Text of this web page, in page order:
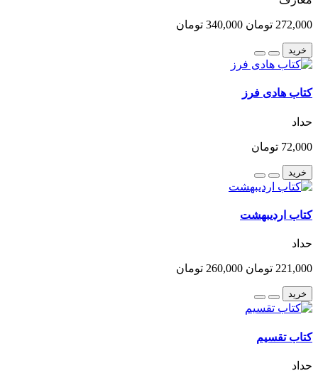
272,000 تومان 340,000 تومان
خرید
کتاب هادی فرز
حداد
72,000 تومان
خرید
کتاب اردیبهشت
حداد
221,000 تومان 260,000 تومان
خرید
کتاب تقسیم
حداد